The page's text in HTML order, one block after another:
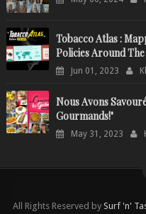
Tobacco Atlas :
Policies Around
Jun 01, 2023
Nous Avons
Gourmands!"
May 31, 2023
All Rights Reserved by Surf 'n'